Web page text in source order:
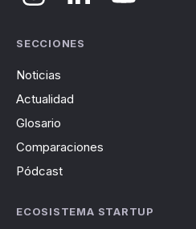
SECCIONES
Noticias
Actualidad
Glosario
Comparaciones
Pódcast
ECOSISTEMA STARTUP